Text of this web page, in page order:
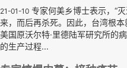
21-01-10 专家何美乡博士表示，“
来，而后再杀死。因此，台湾根本
美国原沃尔特·里德陆军研究所的
的生产过程...